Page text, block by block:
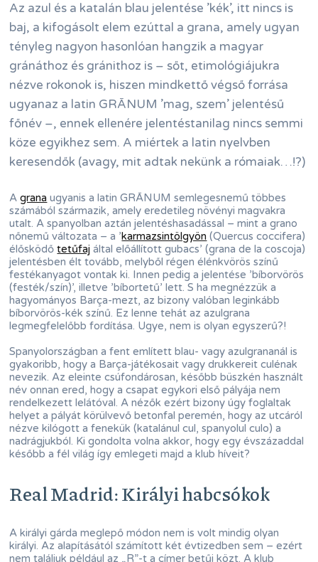
Az azul és a katalán blau jelentése ’kék’, itt nincs is
baj, a kifogásolt elem ezúttal a grana, amely ugyan
tényleg nagyon hasonlóan hangzik a magyar
gránáthoz és gránithoz is – sőt, etimológiájukra
nézve rokonok is, hiszen mindkettő végső forrása
ugyanaz a latin GRĀNUM ’mag, szem’ jelentésű
főnév –, ennek ellenére jelentéstanilag nincs semmi
köze egyikhez sem. A miértek a latin nyelvben
keresendők (avagy, mit adtak nekünk a rómaiak…!?)
Agrana ugyanis a latin GRĀNUM semlegesnemű többes
számából származik, amely eredetileg növényi magvakra
utalt. A spanyolban aztán jelentéshasadással – mint a grano
nőnemű változata – a ’karmazsintölgyön (Quercus coccifera)
élősködőtetűfaj által előállított gubacs’ (grana de la coscoja)
jelentésben élt tovább, melyből régen élénkvörös színű
festékanyagot vontak ki. Innen pedig a jelentése ’bíborvörös
(festék/szín)’, illetve ’bíbortetű’ lett. S ha megnézzük a
hagyományos Barça-mezt, az bizony valóban leginkább
bíborvörös-kék színű. Ez lenne tehát az azulgrana
legmegfelelőbb fordítása. Ugye, nem is olyan egyszerű?!
Spanyolországban a fent említett blau- vagy azulgrananál is
gyakoribb, hogy a Barça-játékosait vagy drukkereit culénak
nevezik. Az eleinte csúfondárosan, később büszkén használt
név onnan ered, hogy a csapat egykori első pályája nem
rendelkezett lelátóval. A nézők ezért bizony úgy foglaltak
helyet a pályát körülvevő betonfal peremén, hogy az utcáról
nézve kilógott a fenekük (katalánul cul, spanyolul culo) a
nadrágjukból. Ki gondolta volna akkor, hogy egy évszázaddal
később a fél világ így emlegeti majd a klub híveit?
Real Madrid: Királyi habcsókok
A királyi gárda meglepő módon nem is volt mindig olyan
királyi. Az alapításától számított két évtizedben sem – ezért
nem találjuk például az „R”-t a címer betűi közt. A klub